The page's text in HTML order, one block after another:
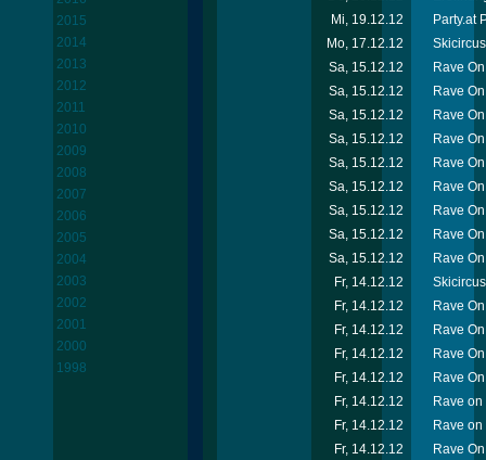
2015
2014
2013
2012
2011
2010
2009
2008
2007
2006
2005
2004
2003
2002
2001
2000
1998
Mi, 19.12.12
Party.at
Mo, 17.12.12
Sa, 15.12.12
Rave
Sa, 15.12.12
Rave
Sa, 15.12.12
Rave
Sa, 15.12.12
Rave
Sa, 15.12.12
Rave
Sa, 15.12.12
Rave
Sa, 15.12.12
Rave
Sa, 15.12.12
Rave
Sa, 15.12.12
Rave
Fr, 14.12.12
Fr, 14.12.12
Rave
Fr, 14.12.12
Rave
Fr, 14.12.12
Rave
Fr, 14.12.12
Rave
Fr, 14.12.12
Rave
Fr, 14.12.12
Rave
Fr, 14.12.12
Rave